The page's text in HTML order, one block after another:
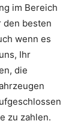
im Bereich
den besten
wenn es
Ihr
die
zu zahlen.